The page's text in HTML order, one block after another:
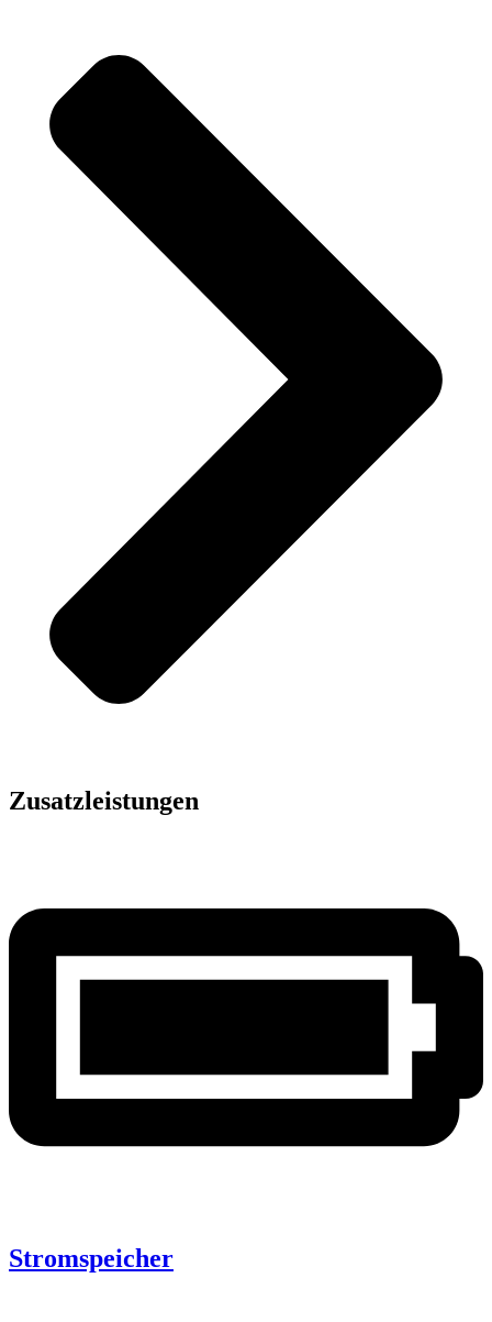
Zusatzleistungen
Stromspeicher